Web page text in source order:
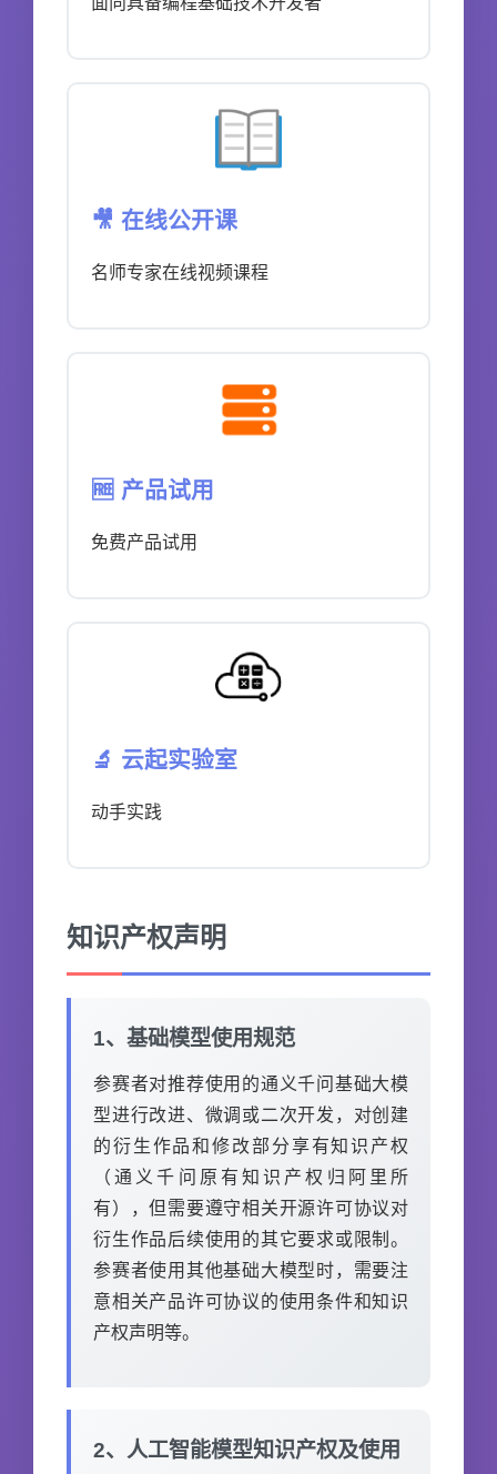
🎥 在线公开课
名师专家在线视频课程
🆓 产品试用
免费产品试用
🔬 云起实验室
动手实践
知识产权声明
1、基础模型使用规范
参赛者对推荐使用的通义千问基础大模
型进行改进、微调或二次开发，对创建
的衍生作品和修改部分享有知识产权
（通义千问原有知识产权归阿里所
有），但需要遵守相关开源许可协议对
衍生作品后续使用的其它要求或限制。
参赛者使用其他基础大模型时，需要注
意相关产品许可协议的使用条件和知识
产权声明等。
2、人工智能模型知识产权及使用